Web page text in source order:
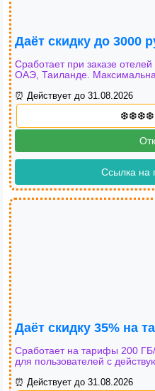
Даёт скидку до 3000
Сработает при заказе
ОАЭ, Таиланде.
⏰ Действует до 31.08.2026
Ссылка на
Даёт скидку 35% на
Сработает на тарифы 200
для пользователей с
⏰ Действует до 31.08.2026